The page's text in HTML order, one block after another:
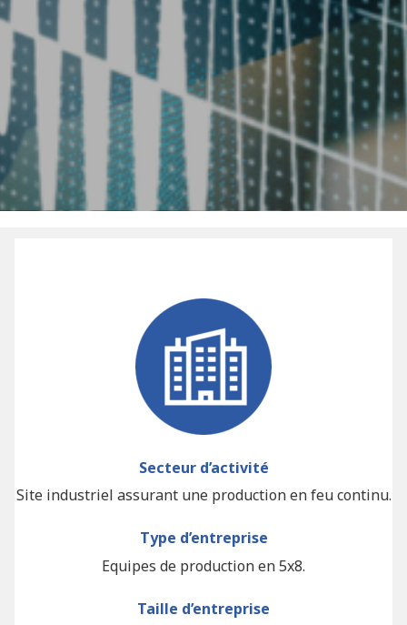
Secteur d’activité
Site industriel assurant une production en feu continu.
Type d’entreprise
Equipes de production en 5x8.
Taille d’entreprise